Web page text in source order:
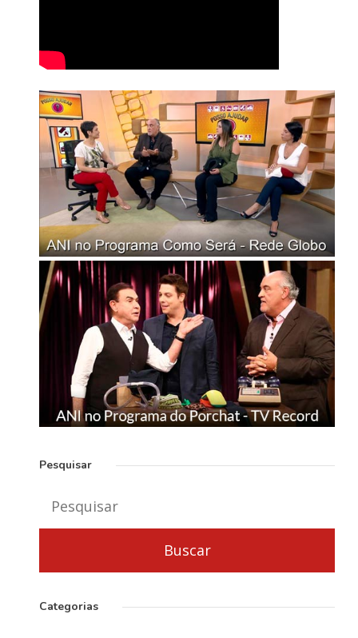
Pesquisar
Categorias